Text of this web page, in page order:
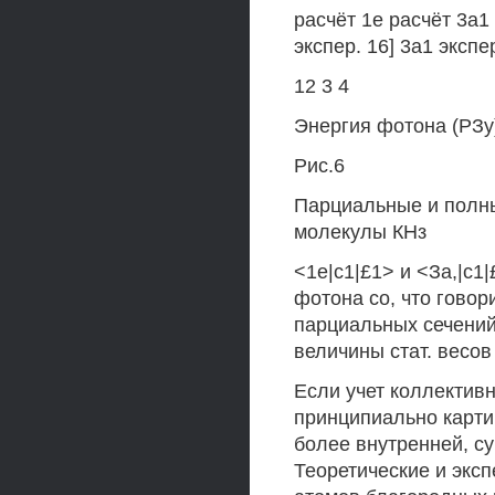
расчёт 1е расчёт
экспер. 16] 3а1
12 3 4
Энергия фотона
Рис.6
Парциальные и
молекулы КНз
<1е|с1|£1> и
фотона со, что
парциальных
величины стат.
Если учет
принципиально
более внутренней,
Теоретические и